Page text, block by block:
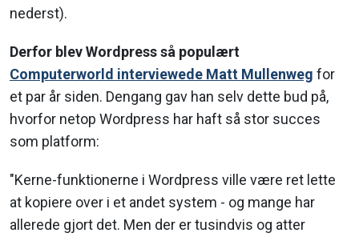
nederst).
Derfor blev Wordpress så populært
Computerworld interviewede Matt Mullenweg for
et par år siden. Dengang gav han selv dette bud på,
hvorfor netop Wordpress har haft så stor succes
som platform:
"Kerne-funktionerne i Wordpress ville være ret lette
at kopiere over i et andet system - og mange har
allerede gjort det. Men der er tusindvis og atter